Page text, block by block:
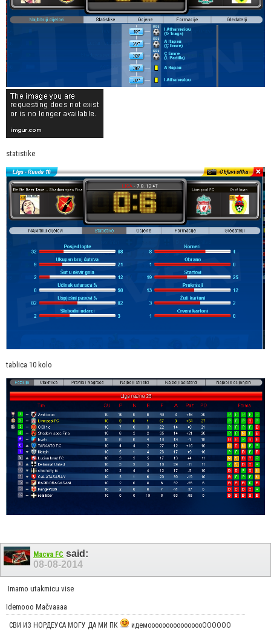
statistike
tablica 10 kolo
Macva FC said:
08-08-2014
Imamo utakmicu vise
Idemooo Mačvaaaa
СВИ ИЗ НОРДЕУСА МОГУ ДА МИ ПК идемоооооооооооооооОООООО